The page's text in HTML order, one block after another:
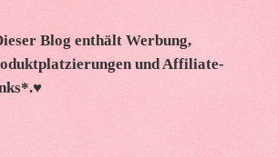
Blog enthält Werbung,
und Affiliate-
♥